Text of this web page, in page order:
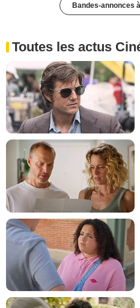
Bandes-annonces
Toutes les actus